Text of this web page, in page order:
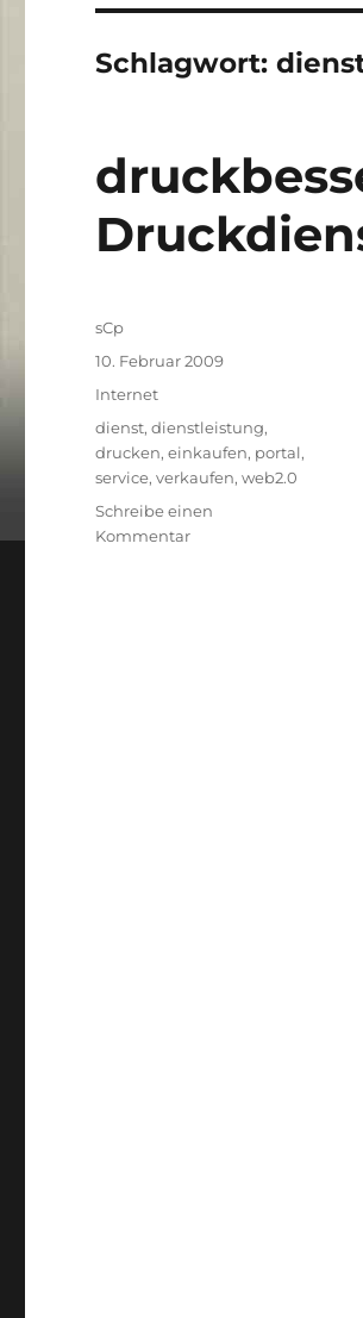
Schlagwort:
Autor
sCp
Veröffentlicht
10. Februar 2009
Kategorien
Internet
Schlagwörter
dienst,dienstleistung,
drucken,einkaufen, portal,
service,verkaufen,web2.0
Schreibe einen
Kommentarzu